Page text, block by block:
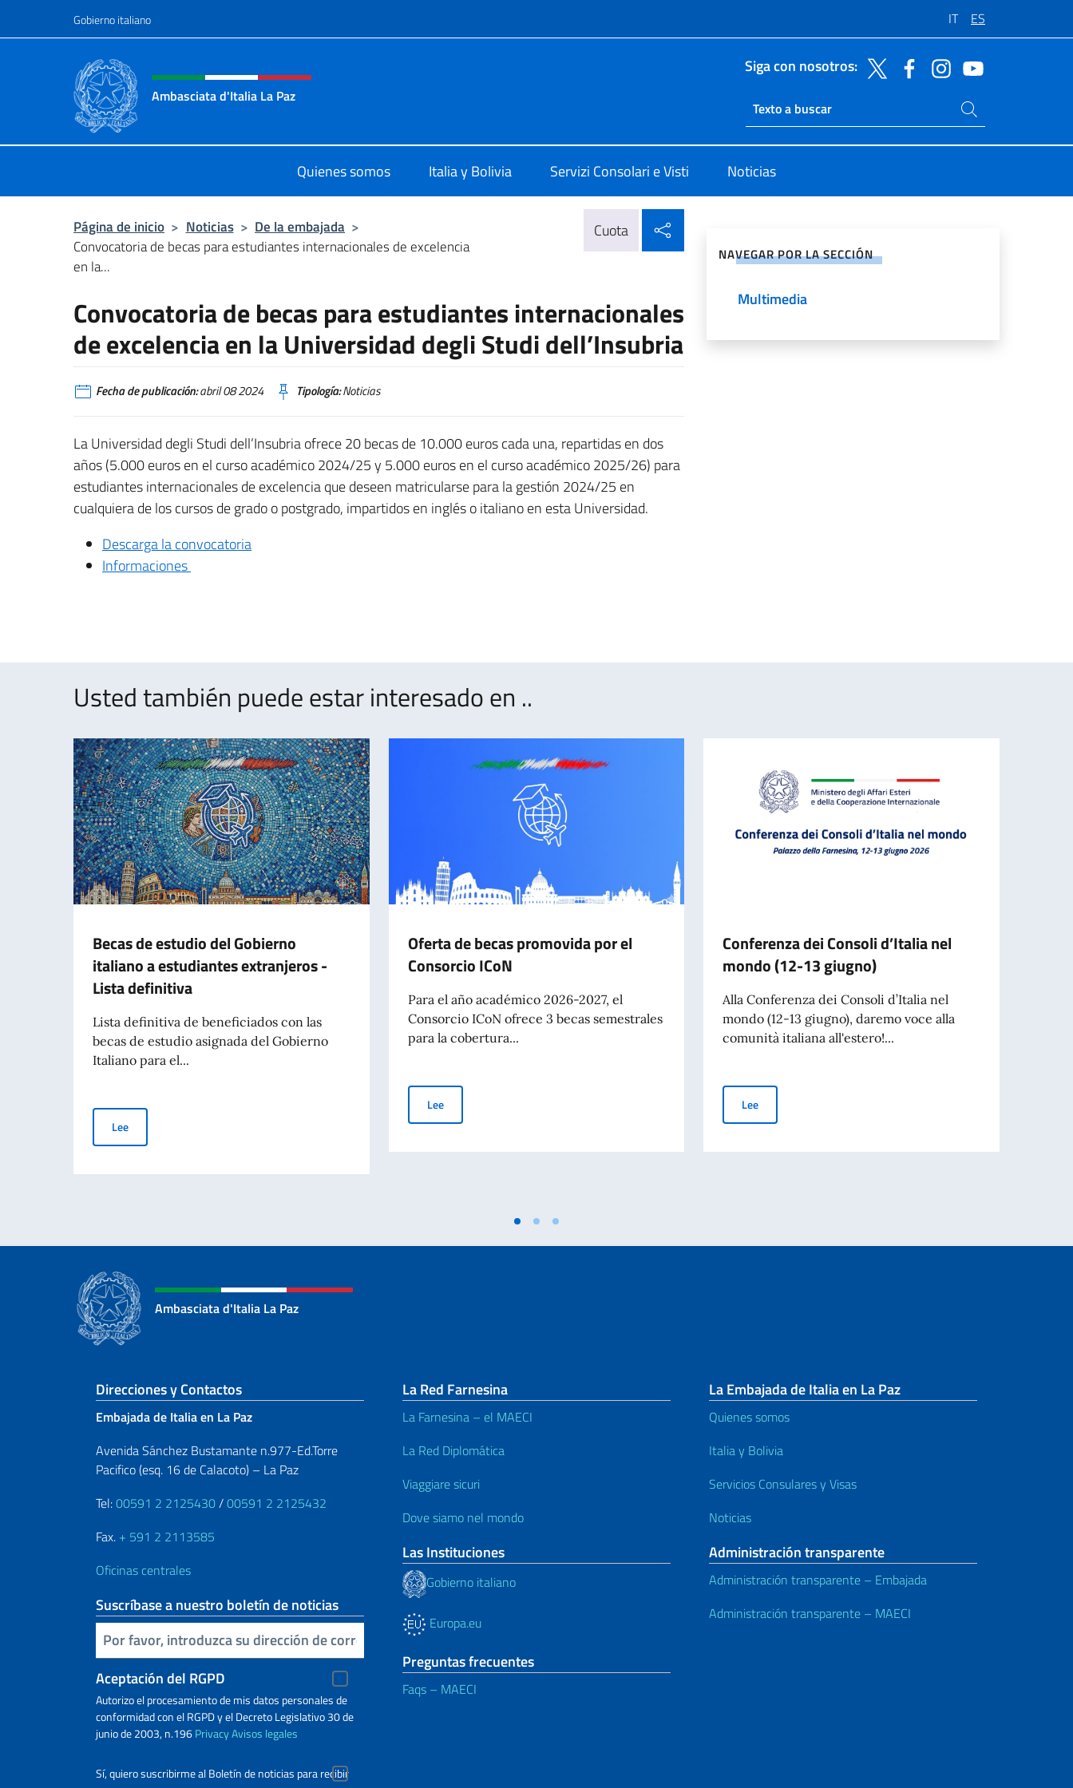
Gobierno italiano IT ES
Encabezado del sitio web, redes sociales y menú
Ambasciata d'Italia La Paz
Siga con nosotros:
Ricerca sito live
Buscar en el sitio
Quienes somos Italia y Bolivia Servizi Consolari e Visti Noticias
Página de inicio > Noticias > De la embajada >
Convocatoria de becas para estudiantes internacionales de excelencia
en la...
Cuota
Convocatoria de becas para estudiantes internacionales
de excelencia en la Universidad degli Studi dell’Insubria
Fecha de publicación:abril 08 2024 Tipología:Noticias
La Universidad degli Studi dell’Insubria ofrece 20 becas de 10.000 euros cada una, repartidas en dos
años (5.000 euros en el curso académico 2024/25 y 5.000 euros en el curso académico 2025/26) para
estudiantes internacionales de excelencia que deseen matricularse para la gestión 2024/25 en
cualquiera de los cursos de grado o postgrado, impartidos en inglés o italiano en esta Universidad.
Descarga la convocatoria
Informaciones
NAVEGAR POR LA SECCIÓN
Multimedia
Usted también puede estar interesado en ..
Becas de estudio del Gobierno
italiano a estudiantes extranjeros -
Lista definitiva
Lista definitiva de beneficiados con las
becas de estudio asignada del Gobierno
Italiano para el...
LeeBecas de estudio del Gobierno italiano a estudiantes extranjeros - Lista definitiva
Oferta de becas promovida por el
Consorcio ICoN
Para el año académico 2026-2027, el
Consorcio ICoN ofrece 3 becas semestrales
para la cobertura...
LeeOferta de becas promovida por el Consorcio ICoN
Conferenza dei Consoli d’Italia nel
mondo (12-13 giugno)
Alla Conferenza dei Consoli d’Italia nel
mondo (12-13 giugno), daremo voce alla
comunità italiana all'estero!...
LeeConferenza dei Consoli d’Italia nel mondo (12-13 giugno)
Ambasciata d'Italia La Paz
Sezione footer
Direcciones y Contactos
Embajada de Italia en La Paz
Avenida Sánchez Bustamante n.977-Ed.Torre
Pacifico (esq. 16 de Calacoto) – La Paz
Tel:00591 2 2125430/00591 2 2125432
Fax. + 591 2 2113585
Oficinas centrales
Suscríbase a nuestro boletín de noticias
Inserta tu correo electronico
Aceptación del RGPD
Autorizo ​​el procesamiento de mis datos personales de
conformidad con el RGPD y el Decreto Legislativo 30 de
junio de 2003, n.196PrivacyAvisos legales
Sí, quiero suscribirme al Boletín de noticias para recibir
La Red Farnesina
La Farnesina – el MAECI
La Red Diplomática
Viaggiare sicuri
Dove siamo nel mondo
Las Instituciones
Gobierno italiano
Europa.eu
Preguntas frecuentes
Faqs – MAECI
La Embajada de Italia en La Paz
Quienes somos
Italia y Bolivia
Servicios Consulares y Visas
Noticias
Administración transparente
Administración transparente – Embajada
Administración transparente – MAECI